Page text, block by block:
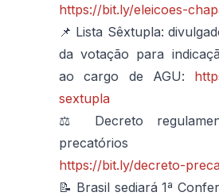
https://bit.ly/eleicoes-
📌 Lista Sêxtupla:
da votação para
ao cargo de AGU:
sextupla
⚖️ Decreto
precatórios
https://bit.ly/decreto-
📝 Brasil sediará 1ª